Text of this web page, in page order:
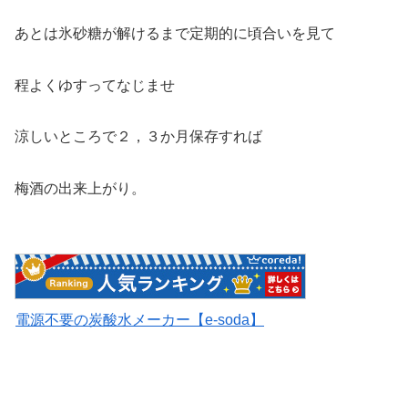
あとは氷砂糖が解けるまで定期的に頃合いを見て
程よくゆすってなじませ
涼しいところで２，３か月保存すれば
梅酒の出来上がり。
電源不要の炭酸水メーカー【e-soda】